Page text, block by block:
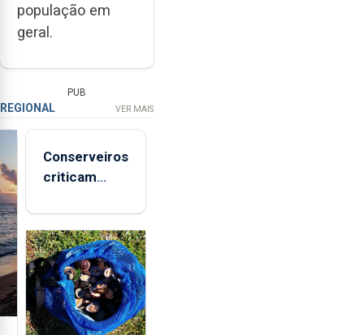
população em
geral.
PUB
REGIONAL VER MAIS
Conserveiros
criticam
brancas com
selo Marca
Açores